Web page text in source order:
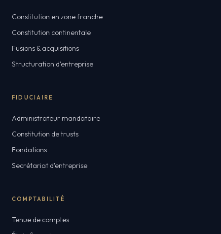
Constitution en zone franche
Constitution continentale
Fusions & acquisitions
Structuration d'entreprise
FIDUCIAIRE
Administrateur mandataire
Constitution de trusts
Fondations
Secrétariat d'entreprise
COMPTABILITÉ
Tenue de comptes